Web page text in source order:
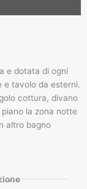
e dotata di ogni
e tavolo da esterni.
cottura, divano
la zona notte
altro bagno